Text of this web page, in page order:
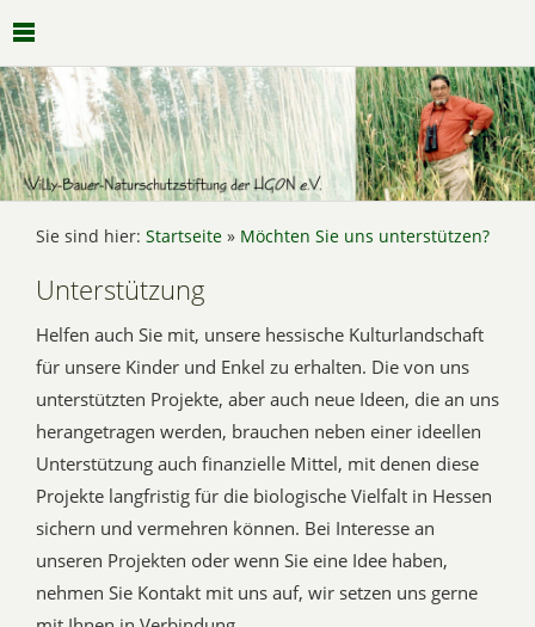
Sie sind hier: Startseite » Möchten Sie uns unterstützen?
Unterstützung
Helfen auch Sie mit, unsere hessische Kulturlandschaft
für unsere Kinder und Enkel zu erhalten. Die von uns
unterstützten Projekte, aber auch neue Ideen, die an uns
herangetragen werden, brauchen neben einer ideellen
Unterstützung auch finanzielle Mittel, mit denen diese
Projekte langfristig für die biologische Vielfalt in Hessen
sichern und vermehren können. Bei Interesse an
unseren Projekten oder wenn Sie eine Idee haben,
nehmen Sie Kontakt mit uns auf, wir setzen uns gerne